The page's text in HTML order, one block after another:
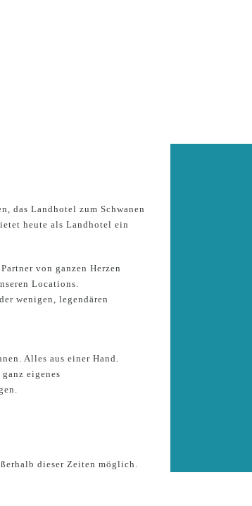
das Landhotel zum Schwanen
heute als Landhotel ein
von ganzen Herzen
Locations.
wenigen, legendären
Alles aus einer Hand.
eigenes
dieser Zeiten möglich.